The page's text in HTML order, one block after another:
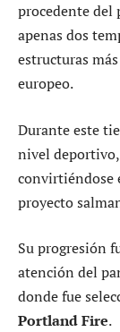
procedente del
apenas dos
estructuras
europeo.
Durante este
nivel
convirtiéndose
proyecto
Su progresión
atención del
donde fue
Portland Fire.